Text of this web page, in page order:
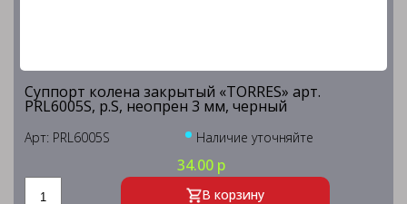
Суппорт колена закрытый «TORRES» арт.
PRL6005S, р.S, неопрен 3 мм, черный
Арт: PRL6005S Наличие уточняйте
34.00 р
В корзину